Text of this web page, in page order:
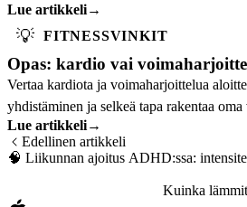
Lue artikkeli→
💡 FITNESSVINKIT
Opas: kardio vai
Vertaa kardiota ja voimaharjoittelua
yhdistäminen ja selkeä tapa rakentaa
Lue artikkeli→
Edellinen artikkeli
🧠 Liikunnan ajoitus ADHD:ssa:
Kuinka